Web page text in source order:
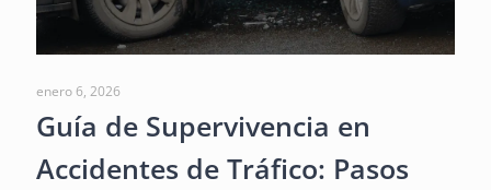
enero 6, 2026
Guía de Supervivencia en
Accidentes de Tráfico: Pasos